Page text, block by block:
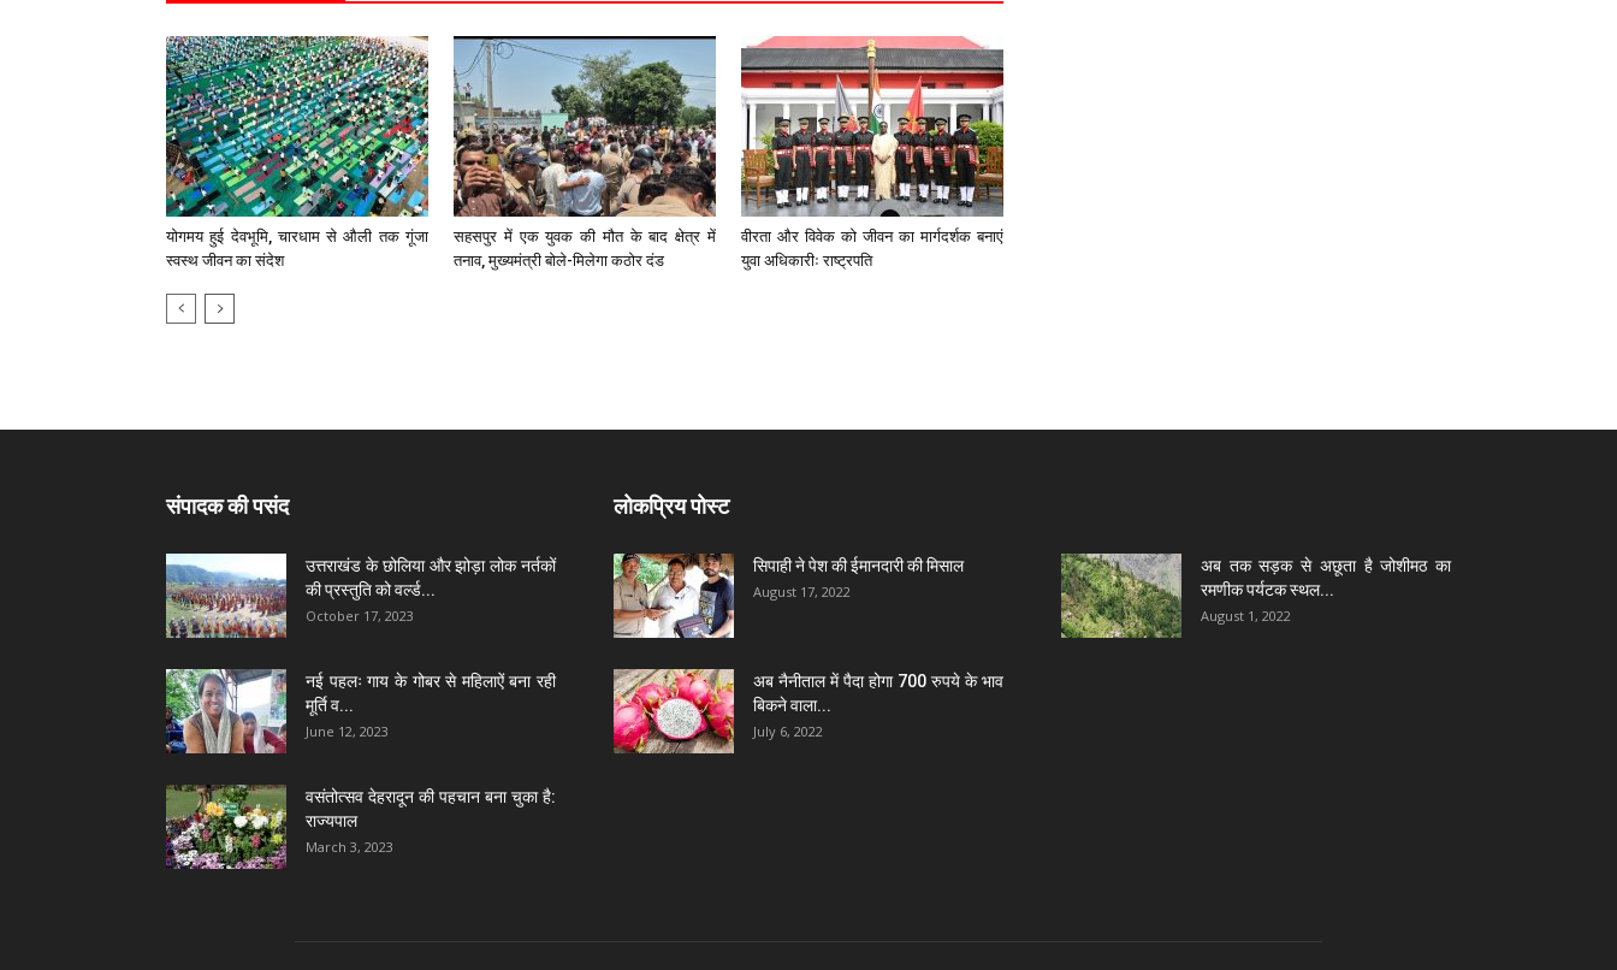
योगमय हुई देवभूमि, चारधाम से औली तक गूंजा
स्वस्थ जीवन का संदेश
सहसपुर में एक युवक की मौत के बाद क्षेत्र में
तनाव, मुख्यमंत्री बोले-मिलेगा कठोर दंड
वीरता और विवेक को जीवन का मार्गदर्शक बनाएं
युवा अधिकारीः राष्ट्रपति
संपादक की पसंद
उत्तराखंड के छोलिया और झोड़ा लोक नर्तकों
की प्रस्तुति को वर्ल्ड...
October 17, 2023
नई पहलः गाय के गोबर से महिलाऐं बना रही
मूर्ति व...
June 12, 2023
वसंतोत्सव देहरादून की पहचान बना चुका है:
राज्यपाल
March 3, 2023
लोकप्रिय पोस्ट
सिपाही ने पेश की ईमानदारी की मिसाल
August 17, 2022
अब तक सड़क से अछूता है जोशीमठ का
रमणीक पर्यटक स्थल...
August 1, 2022
अब नैनीताल में पैदा होगा 700 रुपये के भाव
बिकने वाला...
July 6, 2022